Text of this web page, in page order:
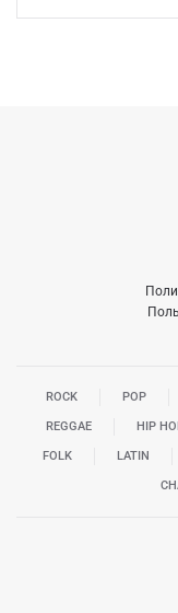
ROCK POP
REGGAE HIP
FOLK LATIN